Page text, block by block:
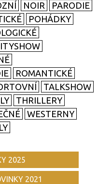
NOIR
PARODIE
POHÁDKY
ROMANTICKÉ
TALKSHOW
THRILLERY
WESTERNY
2025
2021